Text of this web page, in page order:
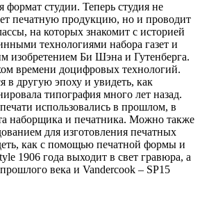
формат студии. Теперь студия не
печатную продукцию, но и проводит
на которых знакомит с историей
технологиями набора газет и
изобретением Би Шэна и Гутенберга.
времени доцифровых технологий.
в другую эпоху и увидеть, как
типография много лет назад.
использовались в прошлом, в
наборщика и печатника. Можно также
для изготовления печатных
как с помощью печатной формы и
1906 года выходит в свет гравюра, а
века и Vandercook – SP15